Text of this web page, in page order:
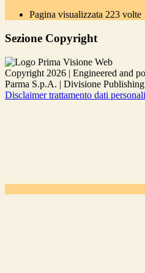
Pagina visualizzata 223 volte
Sezione Copyright
Copyright 2026 | Engineered and
Parma S.p.A. | Divisione
Disclaimer trattamento dati personali